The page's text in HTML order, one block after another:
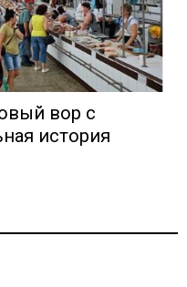
вор с
история